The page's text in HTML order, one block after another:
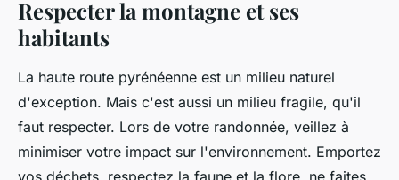
Respecter la montagne et ses
habitants
La haute route pyrénéenne est un milieu naturel
d'exception. Mais c'est aussi un milieu fragile, qu'il
faut respecter. Lors de votre randonnée, veillez à
minimiser votre impact sur l'environnement. Emportez